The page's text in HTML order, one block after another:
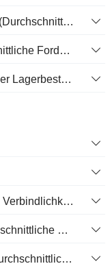
Umschlag von Anlagevermögen (Durchschnittliches Anlagevermögen)
Forderungsumschlag (Durchschnittliche Forderungen)
Lagerumschlag (Durchschnittlicher Lagerbestand)
Betriebscashflow zu kurzfristigen Verbindlichkeiten
Tage Verkauf Ausstehend (Durchschnittliche Forderungen)
Durchschnittliche Lagerdauer (Durchschnittlicher Lagerbestand)